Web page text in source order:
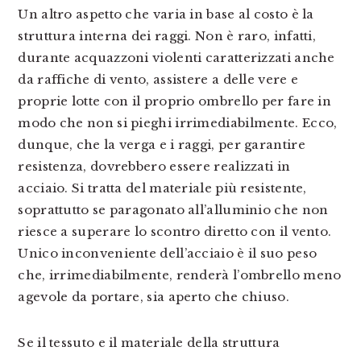
Un altro aspetto che varia in base al costo è la
struttura interna dei raggi. Non è raro, infatti,
durante acquazzoni violenti caratterizzati anche
da raffiche di vento, assistere a delle vere e
proprie lotte con il proprio ombrello per fare in
modo che non si pieghi irrimediabilmente. Ecco,
dunque, che la verga e i raggi, per garantire
resistenza, dovrebbero essere realizzati in
acciaio. Si tratta del materiale più resistente,
soprattutto se paragonato all’alluminio che non
riesce a superare lo scontro diretto con il vento.
Unico inconveniente dell’acciaio è il suo peso
che, irrimediabilmente, renderà l’ombrello meno
agevole da portare, sia aperto che chiuso.
Se il tessuto e il materiale della struttura